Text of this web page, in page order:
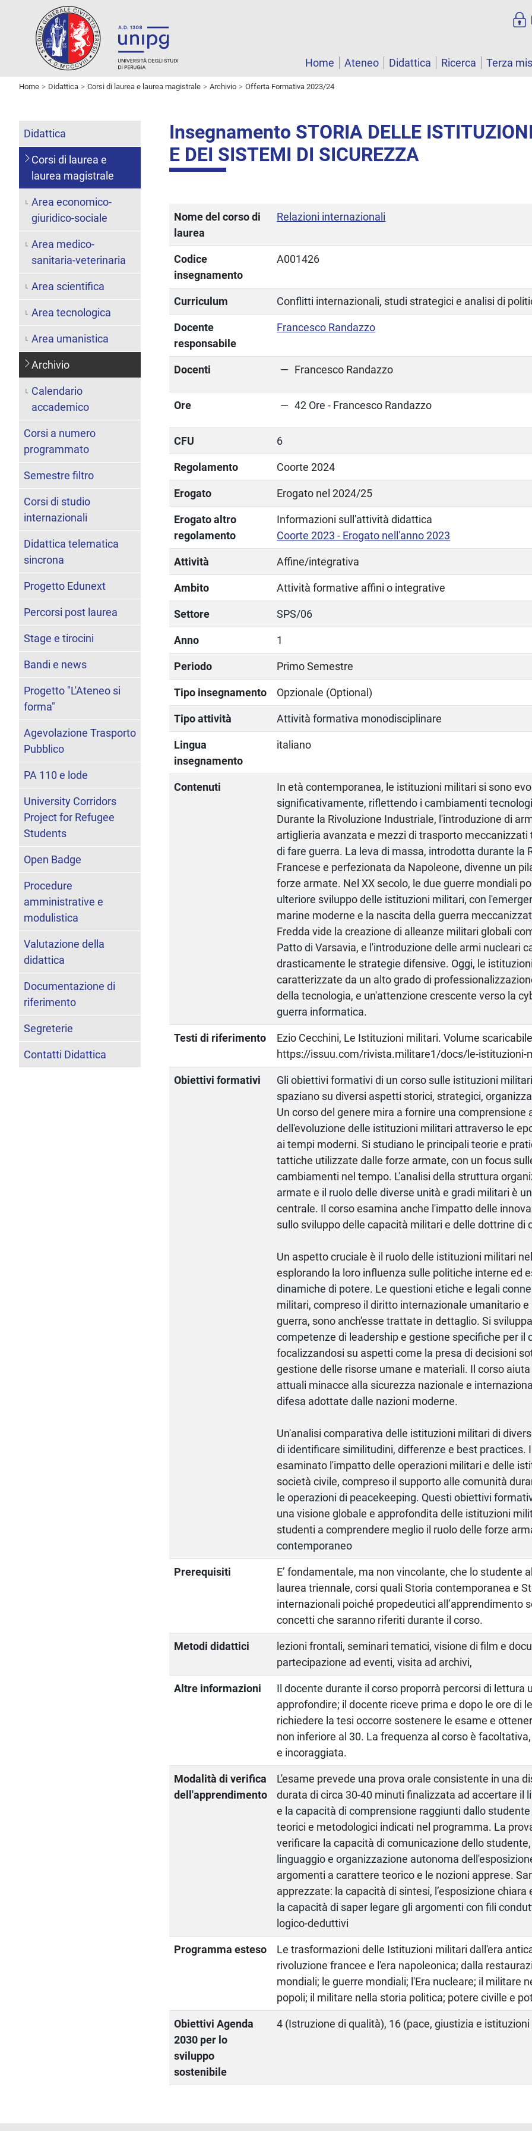
Home Ateneo Didattica Ricerca Terza
Home Didattica Corsi di laurea e laurea magistrale Archivio Offerta Formativa 2023/24
Insegnamento STORIA DELLE
E DEI SISTEMI DI SICUREZZA
Nome del corso di
laurea
Relazioni internazionali
Codice
insegnamento
A001426
Curriculum Conflitti internazionali, studi strategici e analisi di
Docente
responsabile
Francesco Randazzo
Docenti Francesco Randazzo
Ore 42 Ore - Francesco Randazzo
CFU 6
Regolamento Coorte 2024
Erogato Erogato nel 2024/25
Erogato altro
regolamento
Informazioni sull'attività didattica
Coorte 2023 - Erogato nell'anno 2023
Attività Affine/integrativa
Ambito Attività formative affini o integrative
Settore SPS/06
Anno 1
Periodo Primo Semestre
Tipo insegnamento Opzionale (Optional)
Tipo attività Attività formativa monodisciplinare
Lingua
insegnamento
italiano
Contenuti
In età contemporanea, le istituzioni militari si sono
significativamente, riflettendo i cambiamenti
Durante la Rivoluzione Industriale, l'introduzione di
artiglieria avanzata e mezzi di trasporto
di fare guerra. La leva di massa, introdotta durante la
Francese e perfezionata da Napoleone, divenne un
forze armate. Nel XX secolo, le due guerre mondiali
ulteriore sviluppo delle istituzioni militari, con
marine moderne e la nascita della guerra
Fredda vide la creazione di alleanze militari globali
Patto di Varsavia, e l'introduzione delle armi nucleari
drasticamente le strategie difensive. Oggi, le
caratterizzate da un alto grado di
della tecnologia, e un'attenzione crescente verso la
guerra informatica.
Testi di riferimento
Ezio Cecchini, Le Istituzioni militari. Volume
https://issuu.com/rivista.militare1/docs/le-istituzioni-
Obiettivi formativi
Gli obiettivi formativi di un corso sulle istituzioni
spaziano su diversi aspetti storici, strategici,
Un corso del genere mira a fornire una comprensione
dell'evoluzione delle istituzioni militari attraverso le
ai tempi moderni. Si studiano le principali teorie e
tattiche utilizzate dalle forze armate, con un focus
cambiamenti nel tempo. L'analisi della struttura
armate e il ruolo delle diverse unità e gradi militari è
centrale. Il corso esamina anche l'impatto delle
sullo sviluppo delle capacità militari e delle dottrine di
Un aspetto cruciale è il ruolo delle istituzioni militari
esplorando la loro influenza sulle politiche interne ed
dinamiche di potere. Le questioni etiche e legali
militari, compreso il diritto internazionale umanitario e
guerra, sono anch'esse trattate in dettaglio. Si
competenze di leadership e gestione specifiche per il
focalizzandosi su aspetti come la presa di decisioni
gestione delle risorse umane e materiali. Il corso
attuali minacce alla sicurezza nazionale e
difesa adottate dalle nazioni moderne.
Un'analisi comparativa delle istituzioni militari di
di identificare similitudini, differenze e best practices.
esaminato l'impatto delle operazioni militari e delle
società civile, compreso il supporto alle comunità
le operazioni di peacekeeping. Questi obiettivi
una visione globale e approfondita delle istituzioni
studenti a comprendere meglio il ruolo delle forze
contemporaneo
Prerequisiti
E’ fondamentale, ma non vincolante, che lo studente
laurea triennale, corsi quali Storia contemporanea e
internazionali poiché propedeutici all’apprendimento
concetti che saranno riferiti durante il corso.
Metodi didattici
lezioni frontali, seminari tematici, visione di film e
partecipazione ad eventi, visita ad archivi,
Altre informazioni
Il docente durante il corso proporrà percorsi di lettura
approfondire; il docente riceve prima e dopo le ore di
richiedere la tesi occorre sostenere le esame e
non inferiore al 30. La frequenza al corso è
e incoraggiata.
Modalità di verifica
dell'apprendimento
L'esame prevede una prova orale consistente in una
durata di circa 30-40 minuti finalizzata ad accertare il
e la capacità di comprensione raggiunti dallo
teorici e metodologici indicati nel programma. La
verificare la capacità di comunicazione dello
linguaggio e organizzazione autonoma
argomenti a carattere teorico e le nozioni apprese.
apprezzate: la capacità di sintesi, l’esposizione
la capacità di saper legare gli argomenti con fili
logico-deduttivi
Programma esteso
Le trasformazioni delle Istituzioni militari dall'era
rivoluzione francee e l'era napoleonica; dalla
mondiali; le guerre mondiali; l'Era nucleare; il militare
popoli; il militare nella storia politica; potere civille e
Obiettivi Agenda
2030 per lo
sviluppo
sostenibile
4 (Istruzione di qualità), 16 (pace, giustizia e
Didattica
Corsi di laurea e
laurea magistrale
Area economico-
giuridico-sociale
Area medico-
sanitaria-veterinaria
Area scientifica
Area tecnologica
Area umanistica
Archivio
Calendario
accademico
Corsi a numero
programmato
Semestre filtro
Corsi di studio
internazionali
Didattica telematica
sincrona
Progetto Edunext
Percorsi post laurea
Stage e tirocini
Bandi e news
Progetto "L'Ateneo si
forma"
Agevolazione Trasporto
Pubblico
PA 110 e lode
University Corridors
Project for Refugee
Students
Open Badge
Procedure
amministrative e
modulistica
Valutazione della
didattica
Documentazione di
riferimento
Segreterie
Contatti Didattica